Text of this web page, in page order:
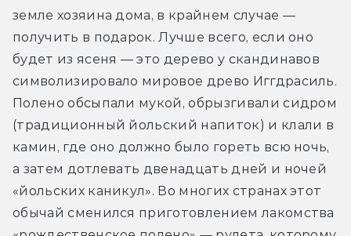
земле хозяина дома, в крайнем случае —
получить в подарок. Лучше всего, если оно
будет из ясеня — это дерево у скандинавов
символизировало мировое древо Иггдрасиль.
Полено обсыпали мукой, обрызгивали сидром
(традиционный йольский напиток) и клали в
камин, где оно должно было гореть всю ночь,
а затем дотлевать двенадцать дней и ночей
«йольских каникул». Во многих странах этот
обычай сменился приготовлением лакомства